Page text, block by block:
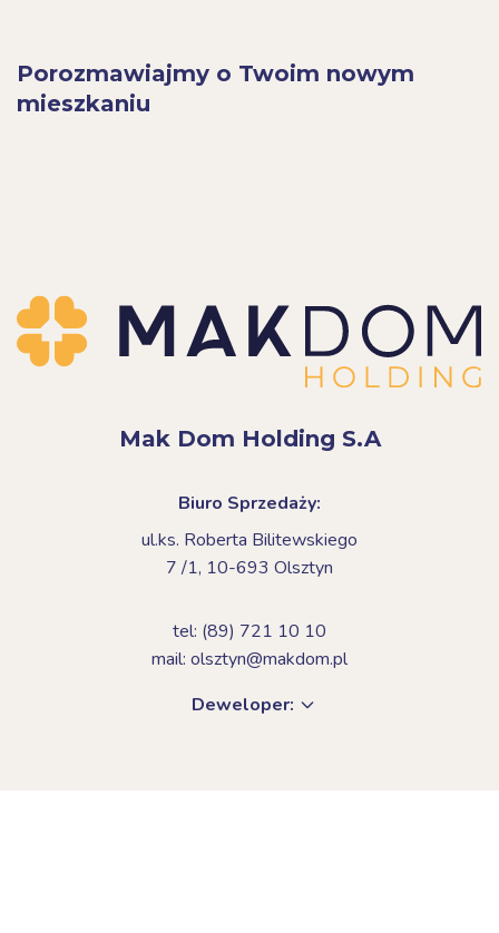
Porozmawiajmy o Twoim nowym
mieszkaniu
Mak Dom Holding S.A
Biuro Sprzedaży:
ul.ks. Roberta Bilitewskiego
7 /1, 10-693 Olsztyn
tel: (89) 721 10 10
mail: olsztyn@makdom.pl
Deweloper: